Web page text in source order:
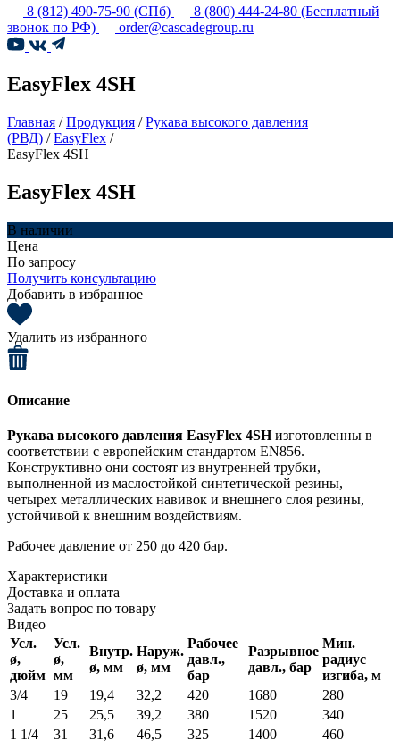
8 (812) 490-75-90 (СПб) 8 (800) 444-24-80 (Бесплатный
звонок по РФ)
order@cascadegroup.ru
EasyFlex 4SH
Главная /Продукция /Рукава высокого давления
(РВД) /EasyFlex /
EasyFlex 4SH
EasyFlex 4SH
В наличии
Цена
По запросу
Получить консультацию
Добавить в избранное
Удалить из избранного
Описание
Рукава высокого давления EasyFlex 4SHизготовленны в
соответствии с европейским стандартом EN856.
Конструктивно они состоят из внутренней трубки,
выполненной из маслостойкой синтетической резины,
четырех металлических навивок и внешнего слоя резины,
устойчивой к внешним воздействиям.
Рабочее давление от 250 до 420 бар.
Характеристики
Доставка и оплата
Задать вопрос по товару
Видео
Усл.
ø,
дюйм
Усл.
ø,
мм
Внутр.
ø, мм
Наруж.
ø, мм
Рабочее
давл.,
бар
Разрывное
давл., бар
Мин.
радиус
изгиба, м
3/4
19 19,4 32,2 420 1680
280
1
25 25,5 39,2 380 1520
340
1 1/4
31 31,6 46,5 325 1400
460